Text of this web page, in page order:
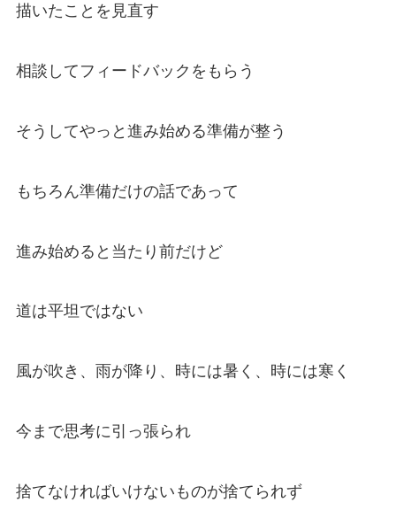
描いたことを見直す
相談してフィードバックをもらう
そうしてやっと進み始める準備が整う
もちろん準備だけの話であって
進み始めると当たり前だけど
道は平坦ではない
風が吹き、雨が降り、時には暑く、時には寒く
今まで思考に引っ張られ
捨てなければいけないものが捨てられず